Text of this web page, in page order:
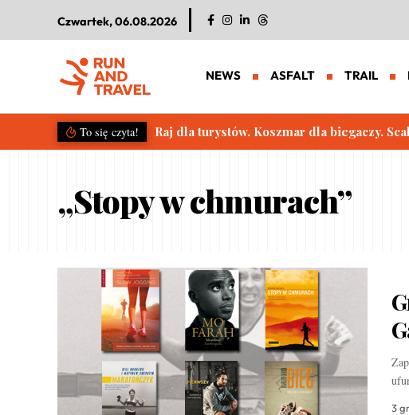
Czwartek, 06.08.2026
NEWS ASFALT TRAIL
To się czyta! Raj dla turystów. Koszmar dla biegaczy.
„Stopy w chmurach”
3